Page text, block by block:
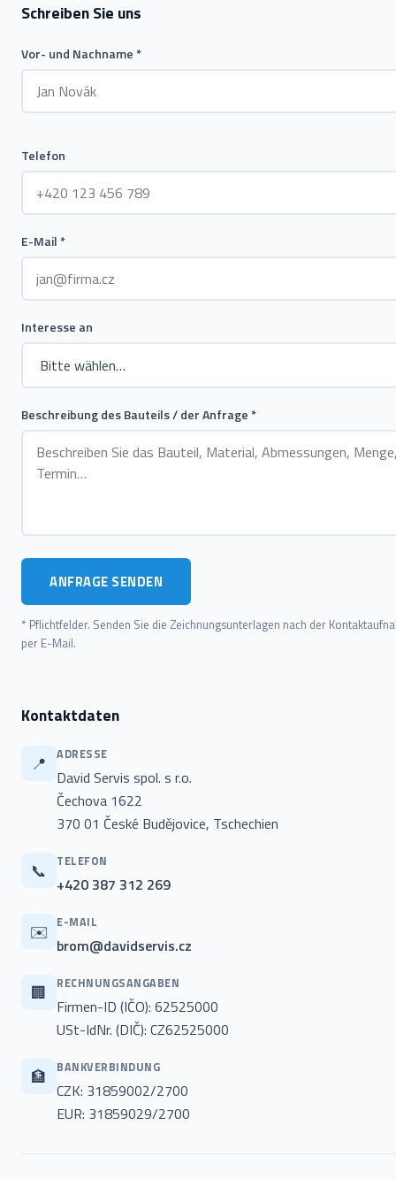
Schreiben Sie uns
Vor- und Nachname *
Telefon
E-Mail *
Interesse an
Beschreibung des Bauteils / der Anfrage *
ANFRAGE SENDEN
* Pflichtfelder. Senden Sie die Zeichnungsunterlagen nach der
per E-Mail.
Kontaktdaten
📍 ADRESSE
David Servis spol. s r.o.
Čechova 1622
370 01 České Budějovice, Tschechien
📞 TELEFON
+420 387 312 269
✉️ E-MAIL
brom@davidservis.cz
🏢 RECHNUNGSANGABEN
Firmen-ID (IČO): 62525000
USt-IdNr. (DIČ): CZ62525000
🏦 BANKVERBINDUNG
CZK: 31859002/2700
EUR: 31859029/2700